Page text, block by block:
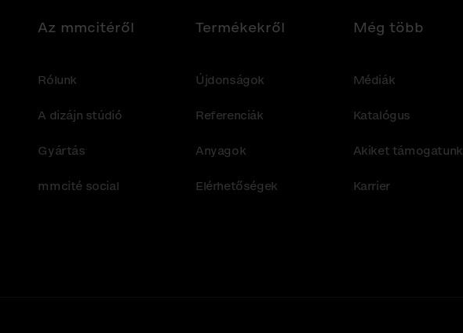
Az mmcitéről
Rólunk
A dizájn stúdió
Gyártás
mmcité social
Termékekről
Újdonságok
Referenciák
Anyagok
Elérhetőségek
Még több
Médiák
Katalógus
Akiket támogatunk
Karrier